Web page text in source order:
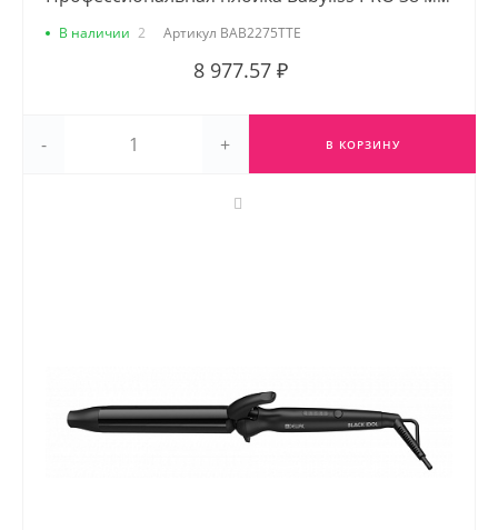
В наличии 2 Артикул BAB2275TTE
8 977.57 ₽
- + В КОРЗИНУ